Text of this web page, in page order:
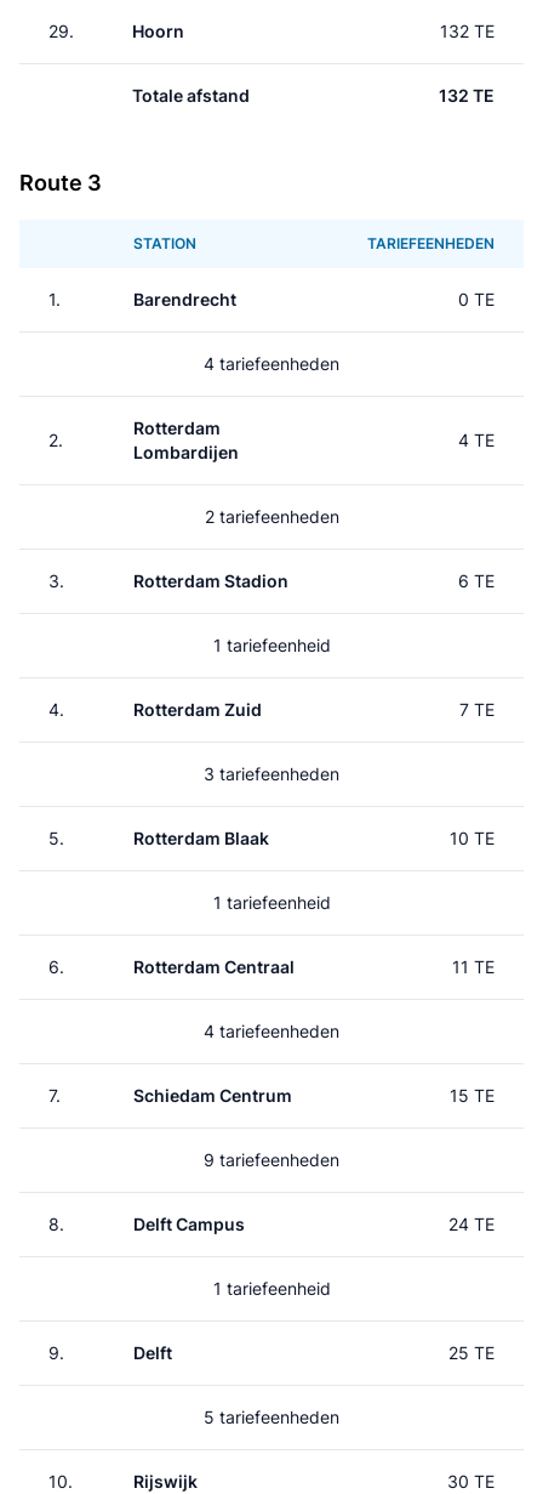
29. Hoorn 132 TE
Totale afstand 132 TE
Route 3
STATION TARIEFEENHEDEN
1. Barendrecht 0 TE
4 tariefeenheden
2.
Rotterdam
Lombardijen
4 TE
2 tariefeenheden
3. Rotterdam Stadion 6 TE
1 tariefeenheid
4. Rotterdam Zuid 7 TE
3 tariefeenheden
5. Rotterdam Blaak 10 TE
1 tariefeenheid
6. Rotterdam Centraal 11 TE
4 tariefeenheden
7. Schiedam Centrum 15 TE
9 tariefeenheden
8. Delft Campus 24 TE
1 tariefeenheid
9. Delft 25 TE
5 tariefeenheden
10. Rijswijk 30 TE